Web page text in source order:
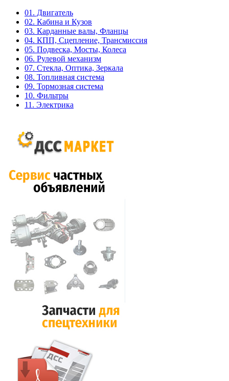
01. Двигатель
02. Кабина и Кузов
03. Карданные валы, Фланцы
04. КПП, Сцепление, Трансмиссия
05. Подвеска, Мосты, Колеса
06. Рулевой механизм
07. Стекла, Оптика, Зеркала
08. Топливная система
09. Тормозная система
10. Фильтры
11. Электрика